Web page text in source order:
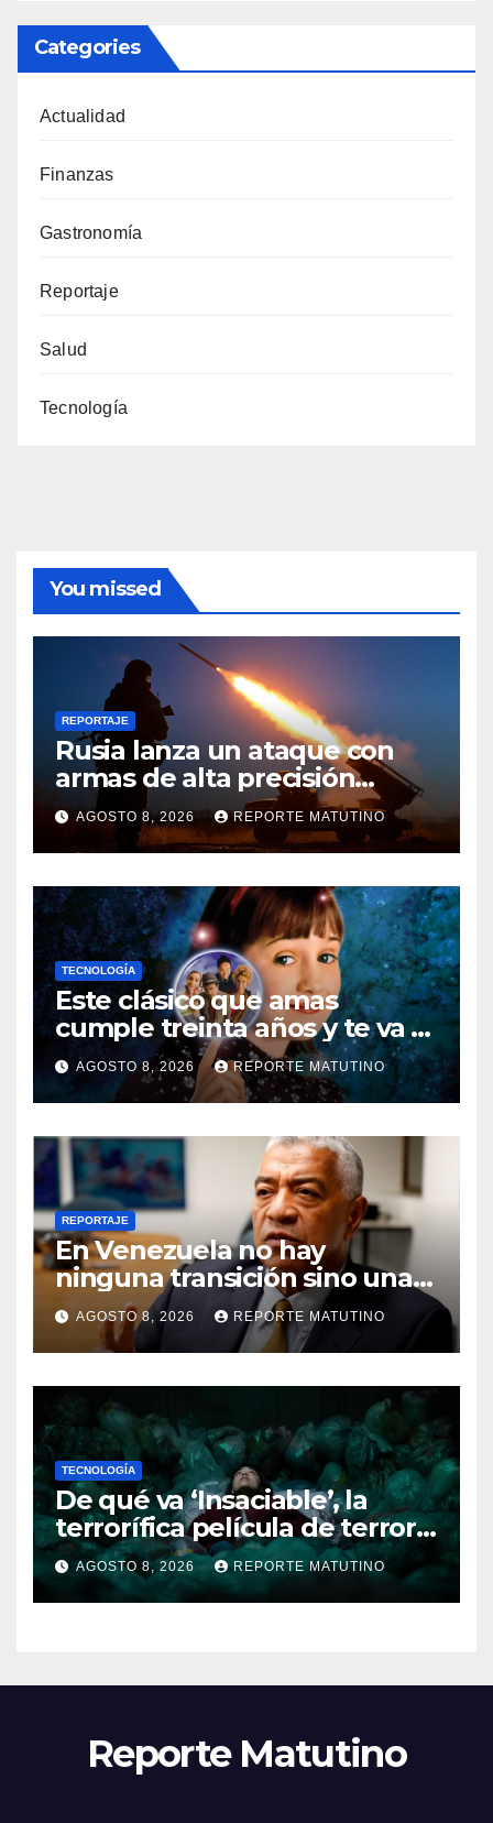
Categories
Actualidad
Finanzas
Gastronomía
Reportaje
Salud
Tecnología
You missed
REPORTAJE
Rusia lanza un ataque con
armas de alta precisión
contra la industria militar en
Kiev
AGOSTO 8, 2026 REPORTE MATUTINO
TECNOLOGÍA
Este clásico que amas
cumple treinta años y te va a
sorprender su enorme
influencia en el cine
AGOSTO 8, 2026 REPORTE MATUTINO
REPORTAJE
En Venezuela no hay
ninguna transición sino una
ocupación a la fuerza
AGOSTO 8, 2026 REPORTE MATUTINO
TECNOLOGÍA
De qué va ‘Insaciable’, la
terrorífica película de terror
que seguro no conoces y te
soprenderá
AGOSTO 8, 2026 REPORTE MATUTINO
Reporte Matutino